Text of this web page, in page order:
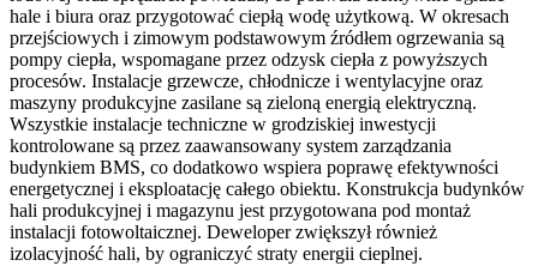
hale i biura oraz przygotować ciepłą wodę użytkową. W okresach
przejściowych i zimowym podstawowym źródłem ogrzewania są
pompy ciepła, wspomagane przez odzysk ciepła z powyższych
procesów. Instalacje grzewcze, chłodnicze i wentylacyjne oraz
maszyny produkcyjne zasilane są zieloną energią elektryczną.
Wszystkie instalacje techniczne w grodziskiej inwestycji
kontrolowane są przez zaawansowany system zarządzania
budynkiem BMS, co dodatkowo wspiera poprawę efektywności
energetycznej i eksploatację całego obiektu. Konstrukcja budynków
hali produkcyjnej i magazynu jest przygotowana pod montaż
instalacji fotowoltaicznej. Deweloper zwiększył również
izolacyjność hali, by ograniczyć straty energii cieplnej.